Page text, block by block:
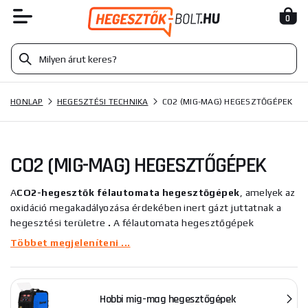
0
HONLAP HEGESZTÉSI TECHNIKA CO2 (MIG-MAG) HEGESZTŐGÉPEK
CO2 (MIG-MAG) HEGESZTŐGÉPEK
ACO2-hegesztők félautomata hegesztőgépek , amelyek az
oxidáció megakadályozása érdekében inert gázt juttatnak a
hegesztési területre . A félautomata hegesztőgépek
hegesztőhuzal adagolóval vannak felszerelve, amely változó
Ezek a hegesztők a hegesztendő anyagtól függően többféle
gázt használnak. A leggyakrabban használt a CO2 (szén-dioxid).
Rengeteg CO2 hegesztőgép létezik, és mindegyik más-más
Többet megjeleníteni ...
Hobbi mig-mag hegesztőgépek